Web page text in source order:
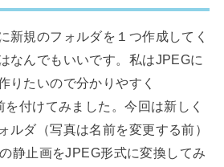
新規のフォルダを１つ作成してく
なんでもいいです。私はJPEGに
りたいので分かりやすく
を付けてみました。今回は新しく
ルダ（写真は名前を変更する前）
静止画をJPEG形式に変換してみ